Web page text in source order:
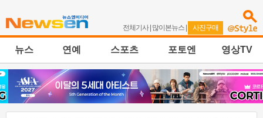
전체기사| 많이본뉴스 | 사진구매
뉴스 연예 스포츠 포토엔 영상TV